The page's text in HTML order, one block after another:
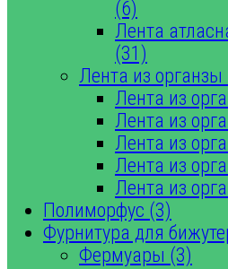
(6)
Лента
(31)
Лента из органзы
Лента из
Лента из
Лента из
Лента из
Лента из
Полиморфус (3)
Фурнитура для
Фермуары (3)